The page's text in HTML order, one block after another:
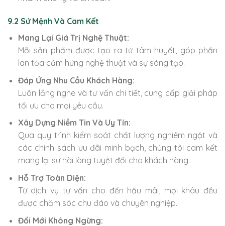
9.2 Sứ Mệnh Và Cam Kết
Mang Lại Giá Trị Nghệ Thuật:
Mỗi sản phẩm được tạo ra từ tâm huyết, góp phần
lan tỏa cảm hứng nghệ thuật và sự sáng tạo.
Đáp Ứng Nhu Cầu Khách Hàng:
Luôn lắng nghe và tư vấn chi tiết, cung cấp giải pháp
tối ưu cho mọi yêu cầu.
Xây Dựng Niềm Tin Và Uy Tín:
Qua quy trình kiểm soát chất lượng nghiêm ngặt và
các chính sách ưu đãi minh bạch, chúng tôi cam kết
mang lại sự hài lòng tuyệt đối cho khách hàng.
Hỗ Trợ Toàn Diện:
Từ dịch vụ tư vấn cho đến hậu mãi, mọi khâu đều
được chăm sóc chu đáo và chuyên nghiệp.
Đổi Mới Không Ngừng: